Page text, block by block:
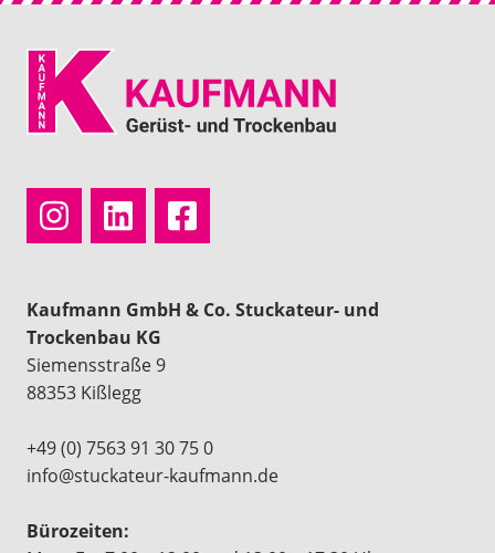
Kaufmann GmbH & Co. Stuckateur- und
Trockenbau KG
Siemensstraße 9
88353 Kißlegg
+49 (0) 7563 91 30 75 0
info@stuckateur-kaufmann.de
Bürozeiten: